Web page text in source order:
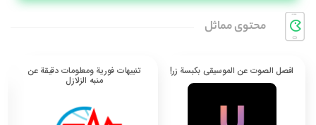
محتوی مماثل
افصل الصوت عن الموسيقى بكبسة زر! تنبيهات فورية ومعلومات دقيقة عن
منبه الزلازل